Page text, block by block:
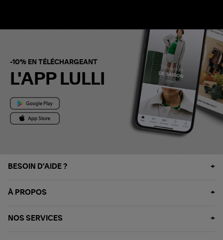
-10% EN TÉLÉCHARGEANT
L'APP LULLI
BESOIN D'AIDE ?
À PROPOS
NOS SERVICES